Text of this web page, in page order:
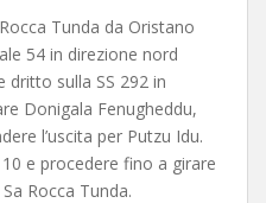
Tunda da Oristano
54 in direzione nord
dritto sulla SS 292 in
Donigala Fenugheddu,
l’uscita per Putzu Idu.
e procedere fino a girare
Rocca Tunda.